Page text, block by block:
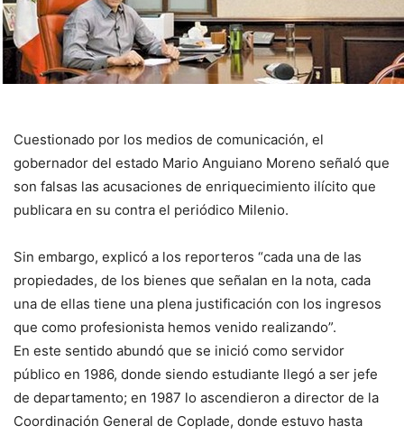
Cuestionado por los medios de comunicación, el
gobernador del estado Mario Anguiano Moreno señaló que
son falsas las acusaciones de enriquecimiento ilícito que
publicara en su contra el periódico Milenio.
Sin embargo, explicó a los reporteros “cada una de las
propiedades, de los bienes que señalan en la nota, cada
una de ellas tiene una plena justificación con los ingresos
que como profesionista hemos venido realizando”.
En este sentido abundó que se inició como servidor
público en 1986, donde siendo estudiante llegó a ser jefe
de departamento; en 1987 lo ascendieron a director de la
Coordinación General de Coplade, donde estuvo hasta